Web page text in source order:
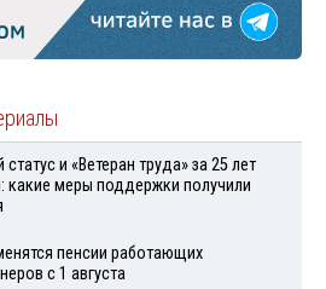
и «Ветеран труда» за 25 лет
какие меры поддержки получили
пенсии работающих
с 1 августа